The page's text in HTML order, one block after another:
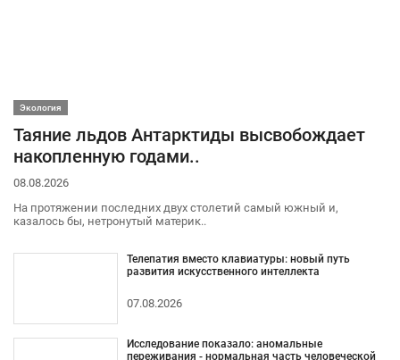
Экология
Таяние льдов Антарктиды высвобождает
накопленную годами..
08.08.2026
На протяжении последних двух столетий самый южный и,
казалось бы, нетронутый материк..
Телепатия вместо клавиатуры: новый путь
развития искусственного интеллекта
07.08.2026
Исследование показало: аномальные
переживания - нормальная часть человеческой